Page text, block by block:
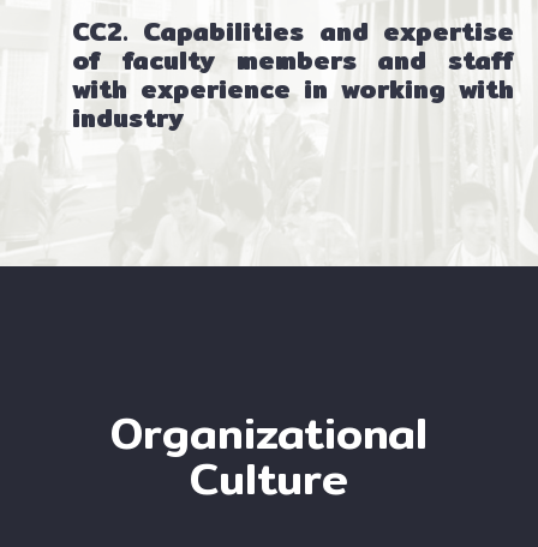
CC2. Capabilities and expertise
of faculty members and staff
with experience in working with
industry
Organizational
Culture